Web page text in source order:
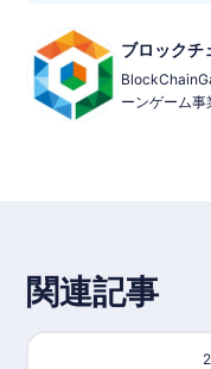
ブロック
ーンゲーム事
関連記事